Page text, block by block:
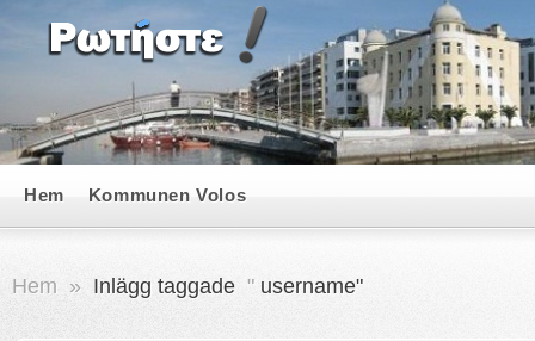
Hem Kommunen Volos
Hem » Inlägg taggade " username"